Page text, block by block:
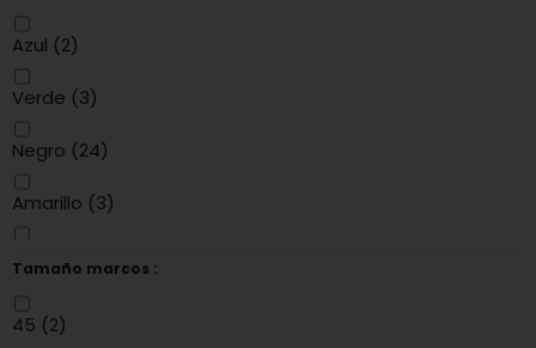
PINARELLO
RAVEMEN
REPENTE
Azul (2)
Verde (3)
Negro (24)
Amarillo (3)
Gris
Tamaño marcos :
45 (2)